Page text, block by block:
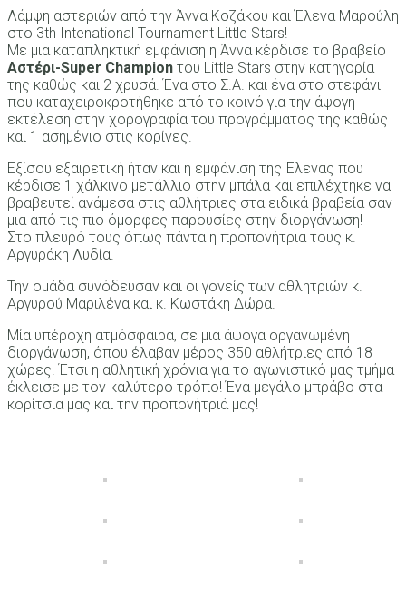
Λάμψη αστεριών από την Άννα Κοζάκου και Έλενα Μαρούλη
στο 3th Intenational Tournament Little Stars!
Με μια καταπληκτική εμφάνιση η Άννα κέρδισε το βραβείο
Αστέρι-Super Champion του Little Stars στην κατηγορία
της καθώς και 2 χρυσά. Ένα στο Σ.Α. και ένα στο στεφάνι
που καταχειροκροτήθηκε από το κοινό για την άψογη
εκτέλεση στην χορογραφία του προγράμματος της καθώς
και 1 ασημένιο στις κορίνες.
Εξίσου εξαιρετική ήταν και η εμφάνιση της Έλενας που
κέρδισε 1 χάλκινο μετάλλιο στην μπάλα και επιλέχτηκε να
βραβευτεί ανάμεσα στις αθλήτριες στα ειδικά βραβεία σαν
μια από τις πιο όμορφες παρουσίες στην διοργάνωση!
Στο πλευρό τους όπως πάντα η προπονήτρια τους κ.
Αργυράκη Λυδία.
Την ομάδα συνόδευσαν και οι γονείς των αθλητριών κ.
Αργυρού Μαριλένα και κ. Κωστάκη Δώρα.
Μία υπέροχη ατμόσφαιρα, σε μια άψογα οργανωμένη
διοργάνωση, όπου έλαβαν μέρος 350 αθλήτριες από 18
χώρες. Έτσι η αθλητική χρόνια για το αγωνιστικό μας τμήμα
έκλεισε με τον καλύτερο τρόπο! Ένα μεγάλο μπράβο στα
κορίτσια μας και την προπονήτριά μας!